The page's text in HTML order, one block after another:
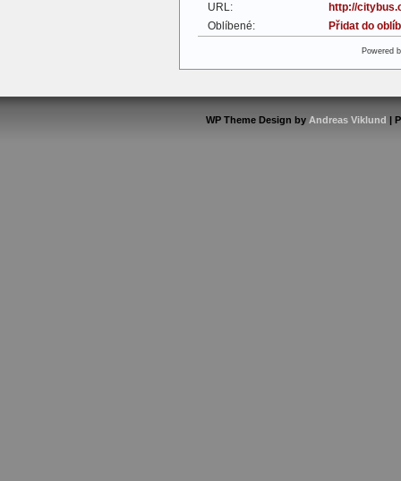
URL:
http://
Oblíbené:
Přidat do
Powered
WP Theme Design by Andreas Viklund |